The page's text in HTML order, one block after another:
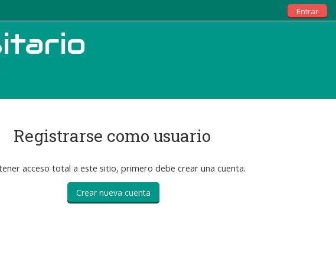
Entrar
Registrarse como usuario
acceso total a este sitio, primero debe crear una cuenta.